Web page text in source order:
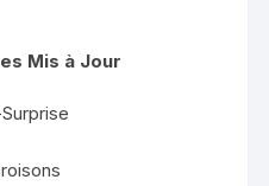
Mis à Jour